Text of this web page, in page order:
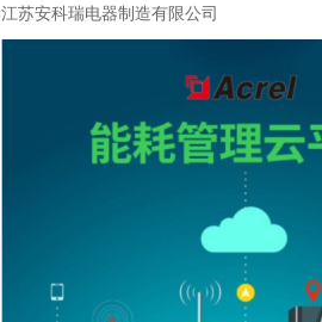
江苏安科瑞电器制造有限公司